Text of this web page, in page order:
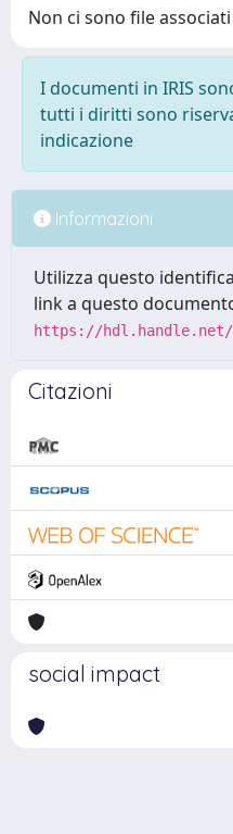
Non ci sono file
I documenti in IRIS
tutti i diritti sono
indicazione
Informazioni
Utilizza questo
link a questo
https://hdl.handle.net/
Citazioni
social impact